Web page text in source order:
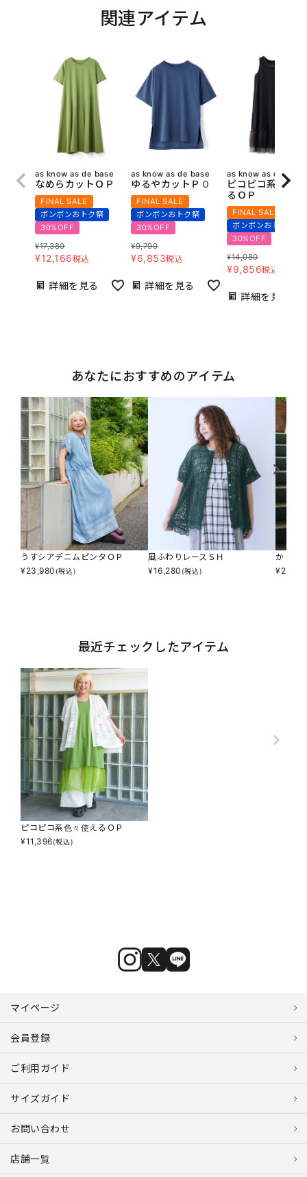
関連アイテム
as know as de base
なめらカットＯＰ
FINAL SALE
ボンボンおトク祭
30%OFF
¥17,380
¥12,166税込
詳細を見る
as know as de base
ゆるやカットＰＯ
FINAL SALE
ボンボンおトク祭
30%OFF
¥9,790
¥6,853税込
詳細を見る
as know as de base
ピコピコ系色々
るＯＰ
FINAL SALE
ボンボンおトク祭
30%OFF
¥14,080
¥9,856税込
詳細を見る
あなたにおすすめのアイテム
うすシアデニムピンタＯＰ
¥23,980 (税込)
風ふわりレースＳＨ
¥16,280 (税込)
かくれ
¥
最近チェックしたアイテム
ピコピコ系色々使えるＯＰ
¥11,396(税込)
マイページ
会員登録
ご利用ガイド
サイズガイド
お問い合わせ
店舗一覧